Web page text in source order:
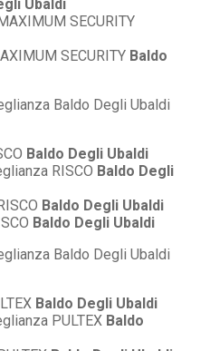
Ubaldi
SECURITY
SECURITY Baldo
Baldo Degli Ubaldi
RISCO Baldo Degli
Baldo Degli Ubaldi
Baldo Degli Ubaldi
Baldo Degli Ubaldi
PULTEX Baldo